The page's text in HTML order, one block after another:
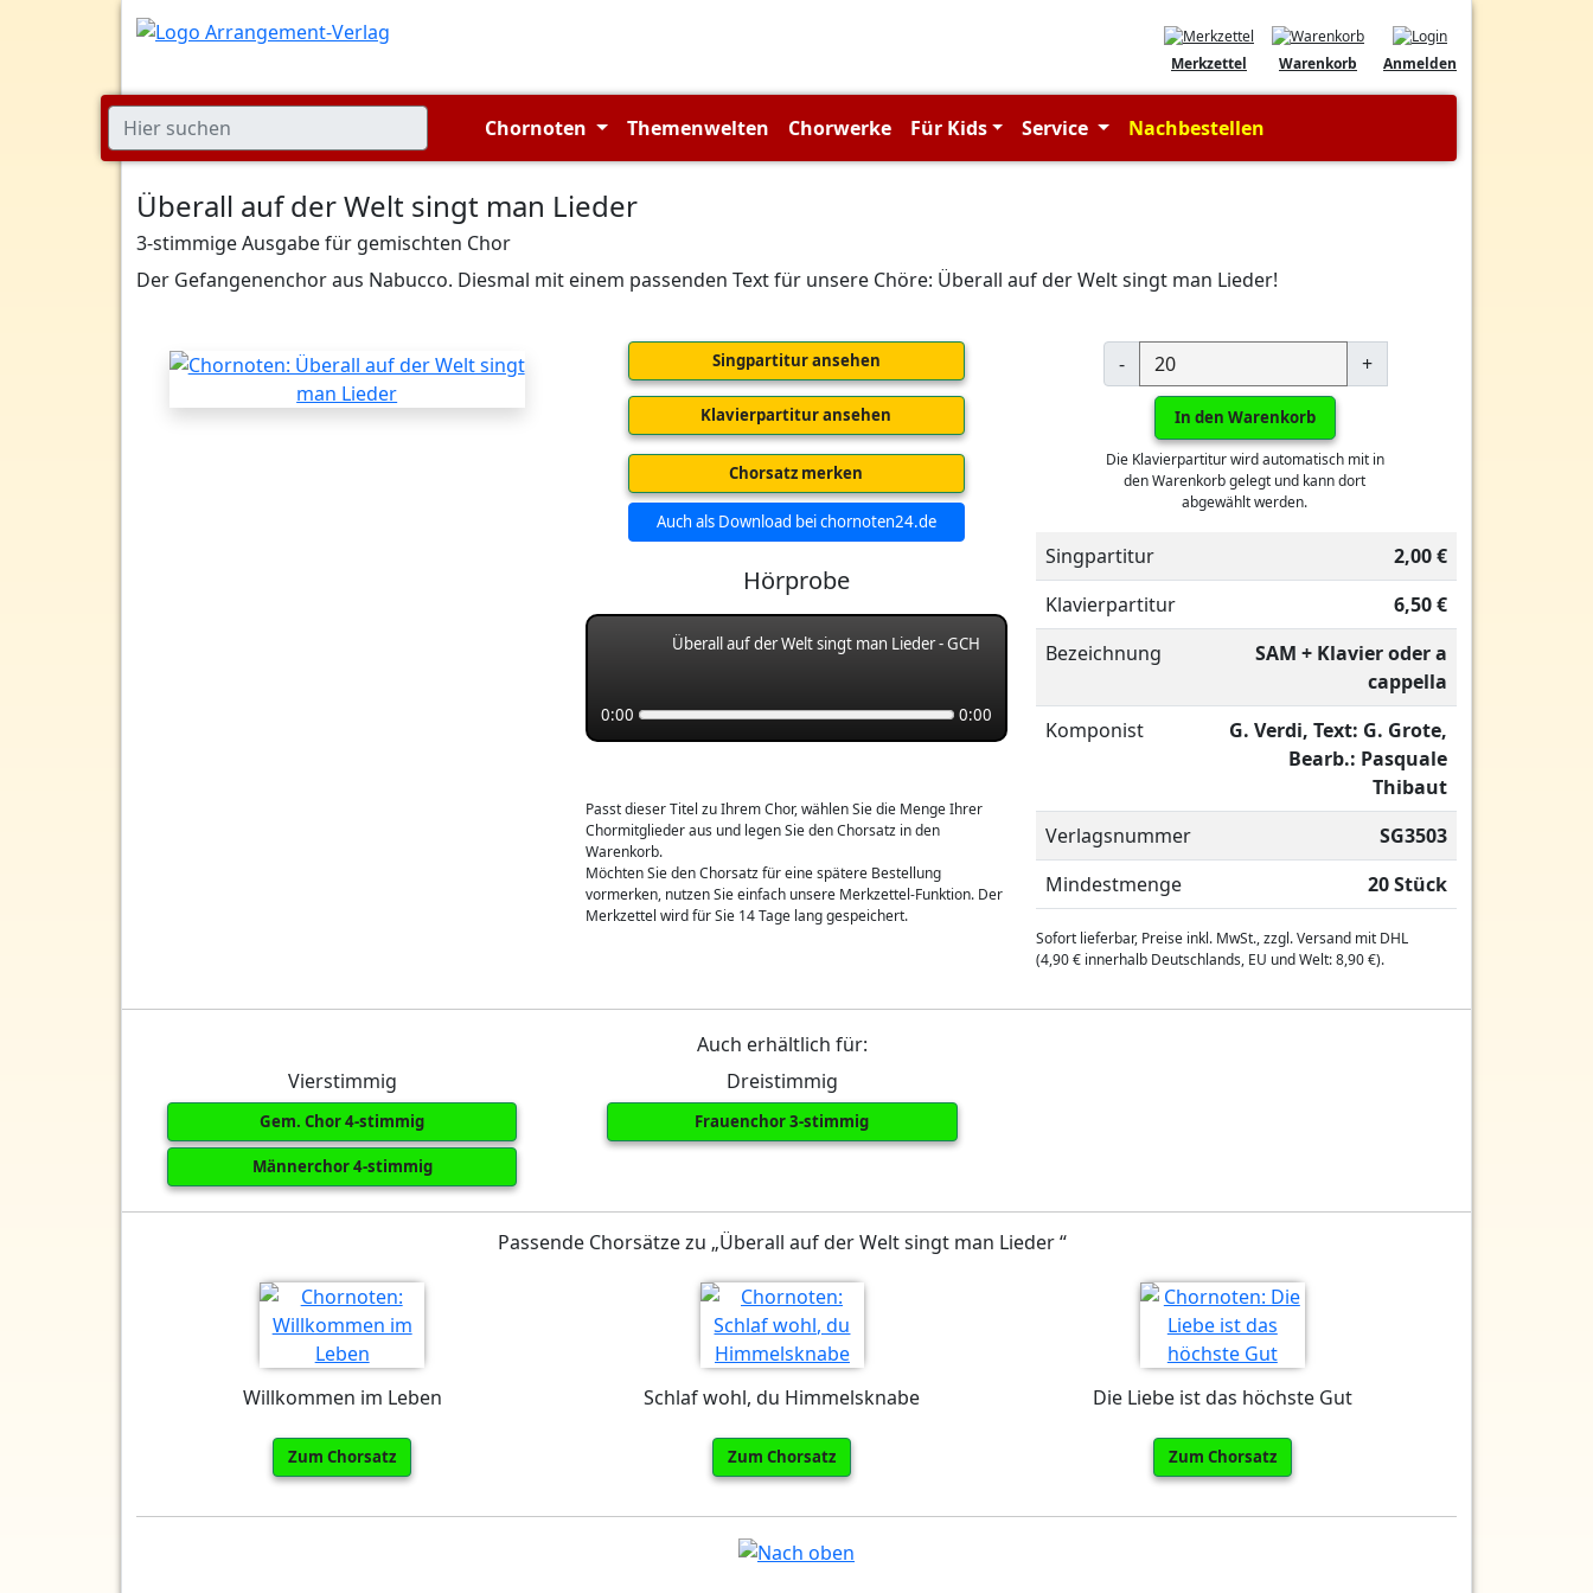
Anmelden
Warenkorb
Merkzettel
Chornoten Themenwelten Chorwerke Für Kids Service Nachbestellen
Überall auf der Welt singt man Lieder
3-stimmige Ausgabe für gemischten Chor
Der Gefangenenchor aus Nabucco. Diesmal mit einem passenden Text für unsere Chöre: Überall auf der Welt singt man Lieder!
Singpartitur ansehen
Klavierpartitur ansehen
Chorsatz merken
Auch als Download bei chornoten24.de
Hörprobe
Überall auf der Welt singt man Lieder - GCH
0:00 0:00
Passt dieser Titel zu Ihrem Chor, wählen Sie die Menge Ihrer
Chormitglieder aus und legen Sie den Chorsatz in den
Warenkorb.
Möchten Sie den Chorsatz für eine spätere Bestellung
vormerken, nutzen Sie einfach unsere Merkzettel-Funktion. Der
Merkzettel wird für Sie 14 Tage lang gespeichert.
- +
In den Warenkorb
Die Klavierpartitur wird automatisch mit in
den Warenkorb gelegt und kann dort
abgewählt werden.
Singpartitur
2,00 €
Klavierpartitur
6,50 €
Bezeichnung
SAM + Klavier oder a
cappella
Komponist
G. Verdi, Text: G. Grote,
Bearb.: Pasquale
Thibaut
Verlagsnummer
SG3503
Mindestmenge
20 Stück
Sofort lieferbar, Preise inkl. MwSt., zzgl. Versand mit DHL
(4,90 € innerhalb Deutschlands, EU und Welt: 8,90 €).
Auch erhältlich für:
Vierstimmig
Gem. Chor 4-stimmig
Männerchor 4-stimmig
Dreistimmig
Frauenchor 3-stimmig
Passende Chorsätze zu „Überall auf der Welt singt man Lieder “
Willkommen im Leben
Zum Chorsatz
Schlaf wohl, du Himmelsknabe
Zum Chorsatz
Die Liebe ist das höchste Gut
Zum Chorsatz